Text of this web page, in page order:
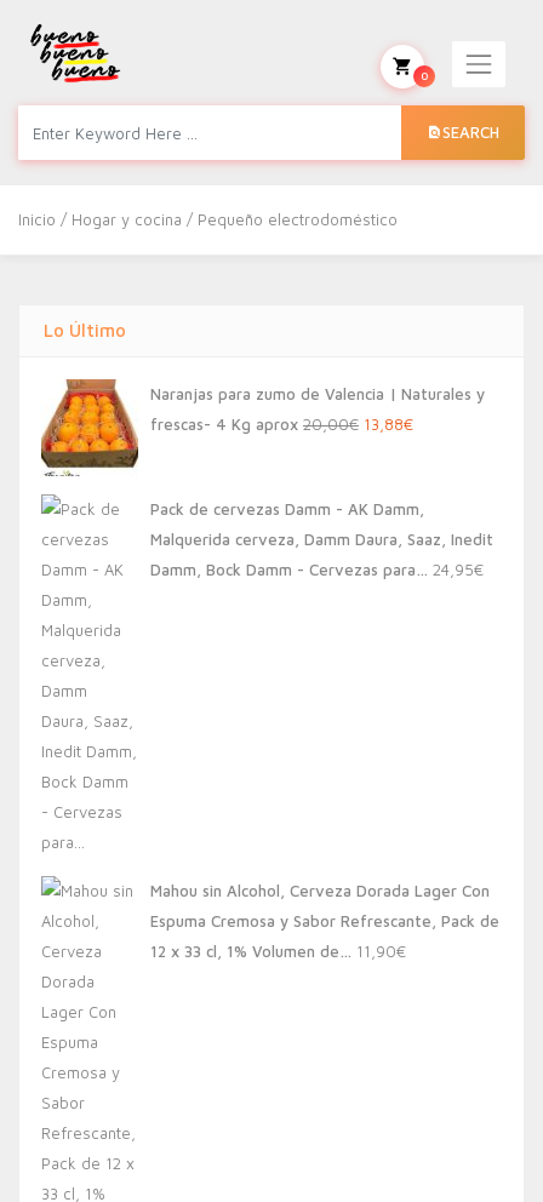
SEARCH
0
Inicio / Hogar y cocina / Pequeño electrodoméstico
Lo Último
Naranjas para zumo de Valencia | Naturales y
frescas- 4 Kg aprox 20,00€ El
era:
20,00€.
13,88€El
es:
13,88€.
Pack de cervezas Damm - AK Damm,
Malquerida cerveza, Damm Daura, Saaz, Inedit
Damm, Bock Damm - Cervezas para… 24,95€
Mahou sin Alcohol, Cerveza Dorada Lager Con
Espuma Cremosa y Sabor Refrescante, Pack de
12 x 33 cl, 1% Volumen de… 11,90€